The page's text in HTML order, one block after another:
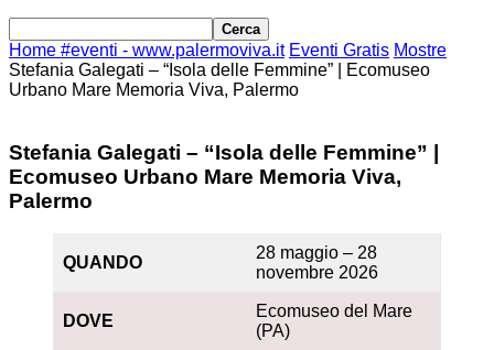
Home #eventi - www.palermoviva.it Eventi Gratis Mostre
Stefania Galegati – “Isola delle Femmine” | Ecomuseo
Urbano Mare Memoria Viva, Palermo
Stefania Galegati – “Isola delle Femmine” |
Ecomuseo Urbano Mare Memoria Viva,
Palermo
QUANDO
28 maggio – 28
novembre 2026
DOVE
Ecomuseo del Mare
(PA)